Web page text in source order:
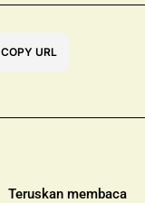
COPY URL
Teruskan membaca